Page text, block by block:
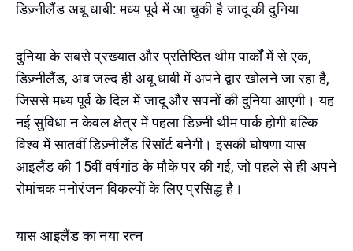
डिज़्नीलैंड अबू धाबी: मध्य पूर्व में आ चुकी है जादू की दुनिया
दुनिया के सबसे प्रख्यात और प्रतिष्ठित थीम पार्कों में से एक,
डिज़्नीलैंड, अब जल्द ही अबू धाबी में अपने द्वार खोलने जा रहा है,
जिससे मध्य पूर्व के दिल में जादू और सपनों की दुनिया आएगी। यह
नई सुविधा न केवल क्षेत्र में पहला डिज़्नी थीम पार्क होगी बल्कि
विश्व में सातवीं डिज़्नीलैंड रिसॉर्ट बनेगी। इसकी घोषणा यास
आइलैंड की 15वीं वर्षगांठ के मौके पर की गई, जो पहले से ही अपने
रोमांचक मनोरंजन विकल्पों के लिए प्रसिद्ध है।
यास आइलैंड का नया रत्न